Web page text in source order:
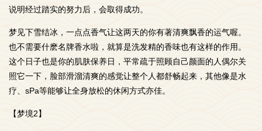
说明经过踏实的努力后，会取得成功。
梦见下雪结冰，一点点香气让这两天的你有著清爽飘香的运气喔。
也不需要什麽名牌香水啦，就算是洗发精的香味也有这样的作用。
这个日子也是你的肌肤保养日，平常疏于照顾自己颜面的人偶尔关
照它一下，脸部滑溜清爽的感觉让整个人都舒畅起来，其他像是水
疗、sPa等能够让全身放松的休闲方式亦佳。
【梦境2】